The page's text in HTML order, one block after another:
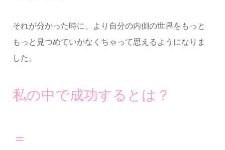
それが分かった時に、より自分の内側の世界をもっと
もっと見つめていかなくちゃって思えるようになりま
した。
私の中で成功するとは？
＝